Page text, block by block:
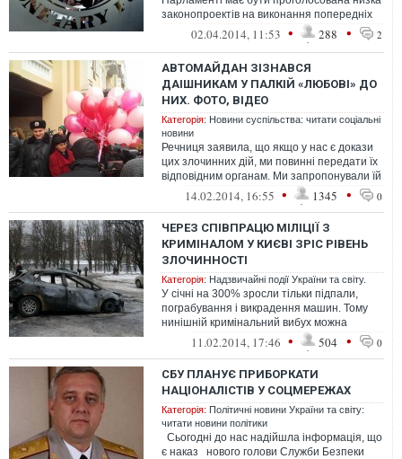
законопроектів на виконання попередніх
умов, «щоб міжнародн...
02.04.2014, 11:53 • 288 • 2
АВТОМАЙДАН ЗІЗНАВСЯ
ДАІШНИКАМ У ПАЛКІЙ «ЛЮБОВІ» ДО
НИХ. ФОТО, ВІДЕО
Категорія: Новини суспільства: читати соціальні
новини
Речниця заявила, що якщо у нас є докази
цих злочинних дій, ми повинні передати їх
відповідним органам. Ми запропонували їй
зайти, наприклад, на канал ...
14.02.2014, 16:55 • 1345 • 0
ЧЕРЕЗ СПІВПРАЦЮ МІЛІЦІЇ З
КРИМІНАЛОМ У КИЄВІ ЗРІС РІВЕНЬ
ЗЛОЧИННОСТІ
Категорія: Надзвичайні події України та світу.
У січні на 300% зросли тільки підпали,
пограбування і викрадення машин. Тому
нинішній кримінальний вибух можна
пов’язати виключно із співпрацею ...
11.02.2014, 17:46 • 504 • 0
СБУ ПЛАНУЄ ПРИБОРКАТИ
НАЦІОНАЛІСТІВ У СОЦМЕРЕЖАХ
Категорія: Політичні новини України та світу:
читати новини політики
Сьогодні до нас надійшла інформація, що
є наказ нового голови Служби Безпеки